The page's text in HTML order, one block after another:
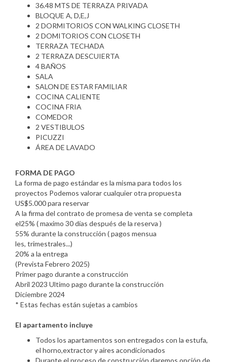
36.48 MTS DE TERRAZA PRIVADA
BLOQUE A, D,E,J
2 DORMITORIOS CON WALKING CLOSETH
2 DOMITORIOS CON CLOSETH
TERRAZA TECHADA
2 TERRAZA DESCUIERTA
4 BAÑOS
SALA
SALON DE ESTAR FAMILIAR
COCINA CALIENTE
COCINA FRIA
COMEDOR
2 VESTIBULOS
PICUZZI
ÁREA DE LAVADO
FORMA DE PAGO
La forma de pago estándar es la misma para todos los
proyectos Podemos valorar cualquier otra propuesta
US$5.000 para reservar
A la firma del contrato de promesa de venta se completa
el25% ( maximo 30 días después de la reserva )
55% durante la construcción ( pagos mensua
les, trimestrales...)
20% a la entrega
(Prevista Febrero 2025)
Primer pago durante a construcción
Abril 2023 Ultimo pago durante la construcción
Diciembre 2024
* Estas fechas están sujetas a cambios
El apartamento incluye
Todos los apartamentos son entregados con la estufa,
el horno,extractor y aires acondicionados
Durante el proceso de construcción daremos opción de